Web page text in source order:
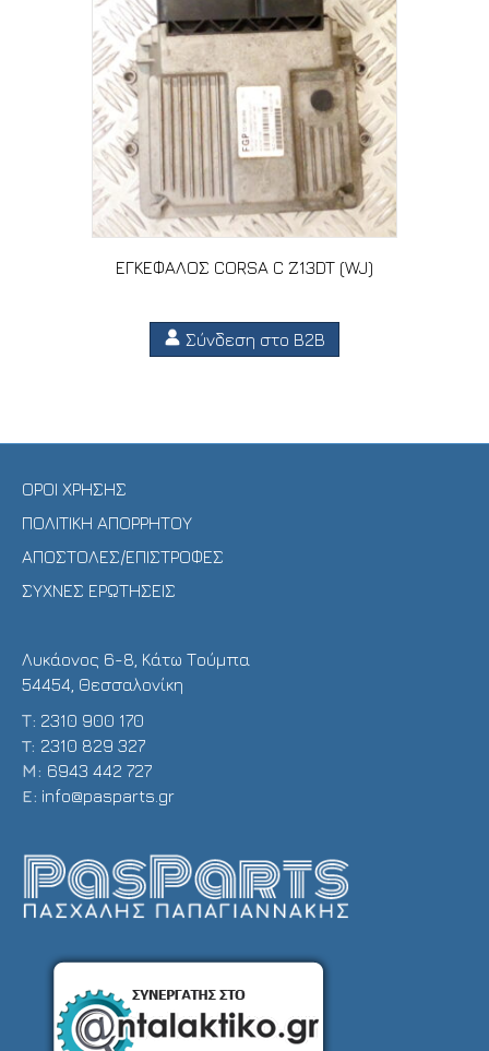
ΕΓΚΕΦΑΛΟΣ CORSA C Z13DT (WJ)
Σύνδεση στο B2B
ΟΡΟΙ ΧΡΗΣΗΣ
ΠΟΛΙΤΙΚΗ ΑΠΟΡΡΗΤΟΥ
ΑΠΟΣΤΟΛΕΣ/ΕΠΙΣΤΡΟΦΕΣ
ΣΥΧΝΕΣ ΕΡΩΤΗΣΕΙΣ
Λυκάονος 6-8, Κάτω Τούμπα
54454, Θεσσαλονίκη
Τ: 2310 900 170
T: 2310 829 327
Μ: 6943 442 727
E: info@pasparts.gr